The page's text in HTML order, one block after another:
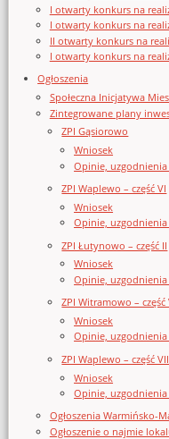
I otwarty konkurs na
I otwarty konkurs na
II otwarty konkurs na
I otwarty konkurs na
Ogłoszenia
Społeczna Inicjatywa
Zintegrowane plany
ZPI Gąsiorowo
Wniosek
Opinie, uzgodnienia
ZPI Waplewo – część VI
Wniosek
Opinie, uzgodnienia
ZPI Łutynowo – część II
Wniosek
Opinie, uzgodnienia
ZPI Witramowo – część
Wniosek
Opinie, uzgodnienia
ZPI Waplewo – część VII
Wniosek
Opinie, uzgodnienia
Ogłoszenia Warmińsko-
Ogłoszenie o najmie